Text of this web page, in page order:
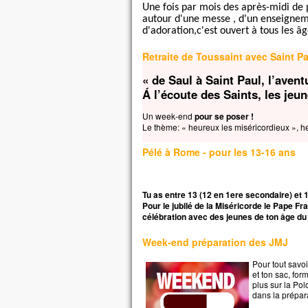
la
si
Et
Une fois par mois des après-midi de
autour d'une messe , d'un
d'adoration,c'est ouvert à tous les
Retraite de Toussaint avec Saint
« de Saul à Saint Paul,
Á l’écoute des Saints, les
Un week-end pour se poser !
Le thème: « heureux les miséricordieux »,
Pélé à Rome - pour les 13-16 ans
Tu as entre 13 (12 en 1ere secondaire) et
Pour le jubilé de la Miséricorde le Pape
célébration avec des jeunes de ton âge
Week-end préparation des JMJ
Pour tout
et ton sac,
plus sur la
dans la